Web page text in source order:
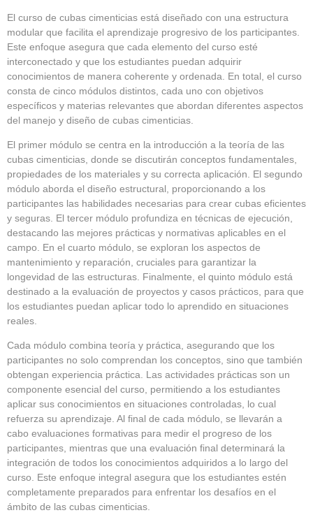
El curso de cubas cimenticias está diseñado con una estructura
modular que facilita el aprendizaje progresivo de los participantes.
Este enfoque asegura que cada elemento del curso esté
interconectado y que los estudiantes puedan adquirir
conocimientos de manera coherente y ordenada. En total, el curso
consta de cinco módulos distintos, cada uno con objetivos
específicos y materias relevantes que abordan diferentes aspectos
del manejo y diseño de cubas cimenticias.
El primer módulo se centra en la introducción a la teoría de las
cubas cimenticias, donde se discutirán conceptos fundamentales,
propiedades de los materiales y su correcta aplicación. El segundo
módulo aborda el diseño estructural, proporcionando a los
participantes las habilidades necesarias para crear cubas eficientes
y seguras. El tercer módulo profundiza en técnicas de ejecución,
destacando las mejores prácticas y normativas aplicables en el
campo. En el cuarto módulo, se exploran los aspectos de
mantenimiento y reparación, cruciales para garantizar la
longevidad de las estructuras. Finalmente, el quinto módulo está
destinado a la evaluación de proyectos y casos prácticos, para que
los estudiantes puedan aplicar todo lo aprendido en situaciones
reales.
Cada módulo combina teoría y práctica, asegurando que los
participantes no solo comprendan los conceptos, sino que también
obtengan experiencia práctica. Las actividades prácticas son un
componente esencial del curso, permitiendo a los estudiantes
aplicar sus conocimientos en situaciones controladas, lo cual
refuerza su aprendizaje. Al final de cada módulo, se llevarán a
cabo evaluaciones formativas para medir el progreso de los
participantes, mientras que una evaluación final determinará la
integración de todos los conocimientos adquiridos a lo largo del
curso. Este enfoque integral asegura que los estudiantes estén
completamente preparados para enfrentar los desafíos en el
ámbito de las cubas cimenticias.